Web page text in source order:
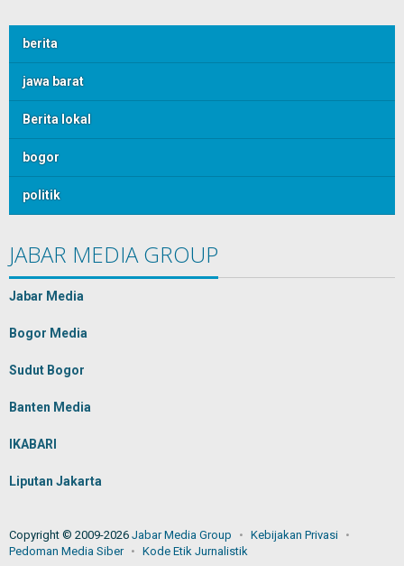
berita
jawa barat
Berita lokal
bogor
politik
JABAR MEDIA GROUP
Jabar Media
Bogor Media
Sudut Bogor
Banten Media
IKABARI
Liputan Jakarta
Copyright © 2009-2026 Jabar Media Group
Kebijakan Privasi
Pedoman Media Siber
Kode Etik Jurnalistik